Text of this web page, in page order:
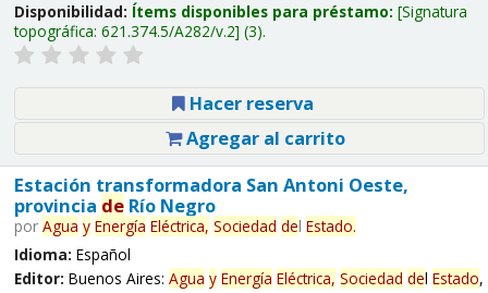
Disponibilidad: Ítems disponibles para préstamo: Signatura
topográfica: 621.374.5/A282/v.2 (3).
Hacer reserva
Agregar al carrito
Estación transformadora San Antoni Oeste,
provincia deRío Negro
por Agua y Energía Eléctrica, Sociedad del Estado.
Idioma: Español
Editor: Buenos Aires: Agua y Energía Eléctrica, Sociedad del Estado,